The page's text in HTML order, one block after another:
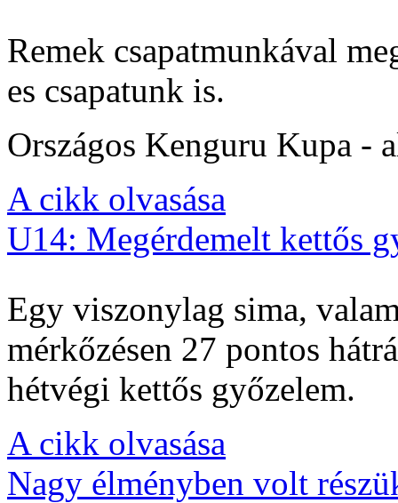
Remek csapatmunkával
es csapatunk is.
Országos Kenguru Kupa -
A cikk olvasása
U14: Megérdemelt kettős
Egy viszonylag sima,
mérkőzésen 27 pontos
hétvégi kettős győzelem.
A cikk olvasása
Nagy élményben volt